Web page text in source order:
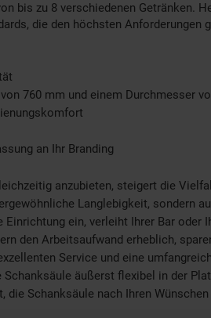
bis zu 8 verschiedenen Getränken.
die den höchsten Anforderungen
760 mm und einem Durchmesser
an Ihr Branding
anzubieten, steigert die
Langlebigkeit, sondern
ein, verleiht Ihrer Bar oder
den Arbeitsaufwand erheblich,
Service und eine
äußerst flexibel in der
Schanksäule nach Ihren